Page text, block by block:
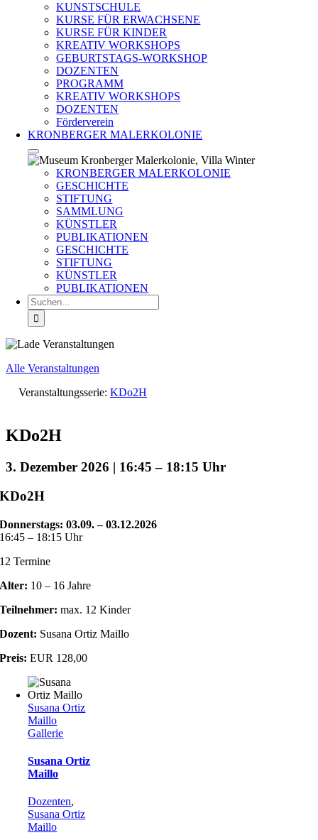
KUNSTSCHULE
KURSE FÜR ERWACHSENE
KURSE FÜR KINDER
KREATIV WORKSHOPS
GEBURTSTAGS-WORKSHOP
DOZENTEN
PROGRAMM
KREATIV WORKSHOPS
DOZENTEN
Förderverein
KRONBERGER MALERKOLONIE
KRONBERGER MALERKOLONIE
GESCHICHTE
STIFTUNG
SAMMLUNG
KÜNSTLER
PUBLIKATIONEN
GESCHICHTE
STIFTUNG
KÜNSTLER
PUBLIKATIONEN
Suche
nach:
Alle Veranstaltungen
Veranstaltungsserie: KDo2H
KDo2H
3. Dezember 2026 | 16:45 – 18:15
KDo2H
Donnerstags: 03.09. – 03.12.2026
16:45 – 18:15 Uhr
12 Termine
Alter: 10 – 16 Jahre
Teilnehmer: max. 12 Kinder
Dozent: Susana Ortiz Maillo
Preis: EUR 128,00
Susana Ortiz
Maillo
Gallerie
Susana Ortiz
Maillo
Dozenten,
Susana Ortiz
Maillo